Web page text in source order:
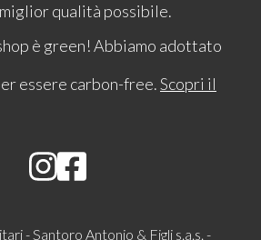
qualità possibile.
è green! Abbiamo adottato
essere carbon-free.Scopri il
- Santoro Antonio & Figli s.a.s. -